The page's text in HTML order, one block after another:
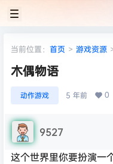
当前位置： 首页 > 游戏资源
木偶物语
动作游戏 5 年前 0
9527
这个世界里你要扮演一